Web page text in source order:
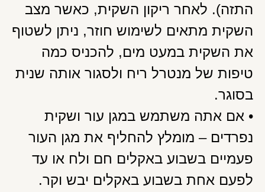
התזה). לאחר ריקון השקית, כאשר מצב
השקית מתאים לשימוש חוזר, ניתן לשטוף
את השקית במעט מים, להכניס כמה
טיפות של מנטרל ריח ולסגור אותה שנית
בסוגר.
• אם אתה משתמש במגן עור ושקית
נפרדים – מומלץ להחליף את מגן העור
פעמיים בשבוע באקלים חם ולח או עד
לפעם אחת בשבוע באקלים יבש וקר.